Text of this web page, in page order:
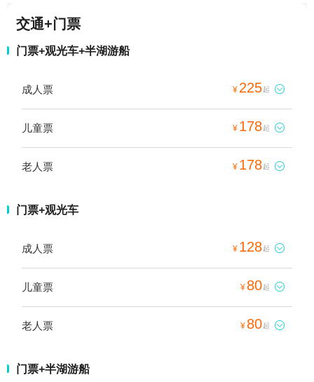
交通+门票
门票+观光车+半湖游船
成人票 ¥ 225起 
儿童票 ¥ 178起 
老人票 ¥ 178起 
门票+观光车
成人票 ¥ 128起 
儿童票 ¥ 80起 
老人票 ¥ 80起 
门票+半湖游船